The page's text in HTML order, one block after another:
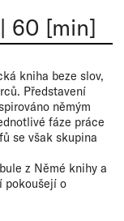
| 60 [min]
kniha beze slov,
Představení
němým
fáze práce
se však skupina
z Němé knihy a
pokoušejí o